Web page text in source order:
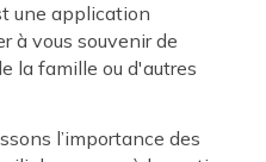
une application
à vous souvenir de
la famille ou d'autres
l’importance des